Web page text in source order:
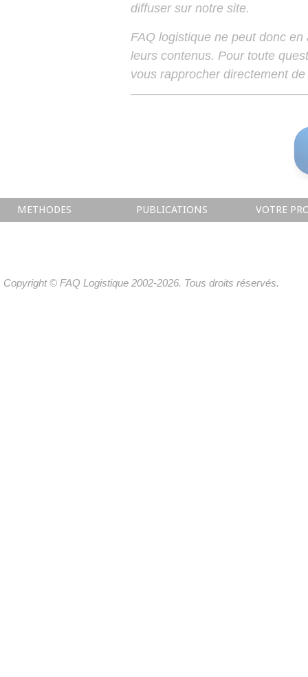
diffuser sur notre site.
FAQ logistique ne peut donc
leurs contenus. Pour toute
vous rapprocher directement
METHODES PUBLICATIONS VOTRE
Copyright © FAQ Logistique 2002-2026. Tous droits réservés.